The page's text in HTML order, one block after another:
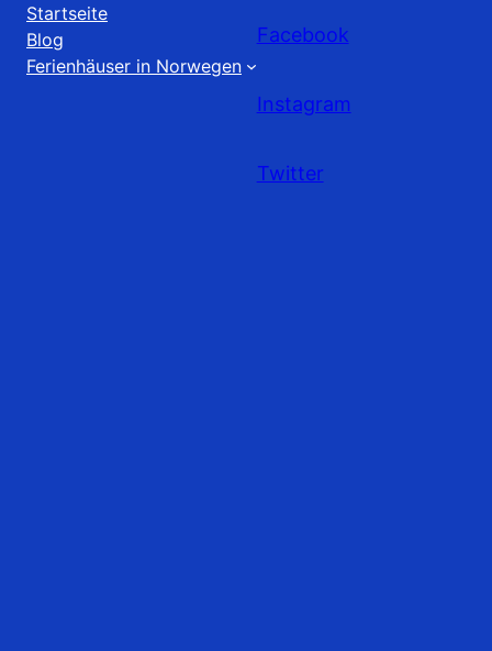
Startseite
Blog
Ferienhäuser in Norwegen
Facebook
Instagram
Twitter